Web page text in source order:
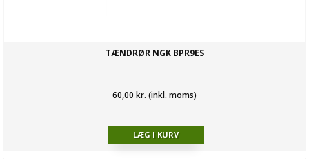
TÆNDRØR NGK BPR9ES
60,00 kr. (inkl. moms)